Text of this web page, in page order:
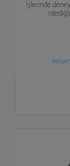
İşlerinde